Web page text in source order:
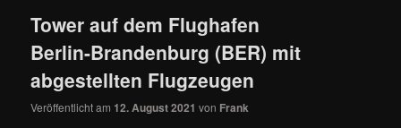
Tower auf dem Flughafen
Berlin-Brandenburg (BER) mit
abgestellten Flugzeugen
Veröffentlicht am 12. August 2021 von Frank